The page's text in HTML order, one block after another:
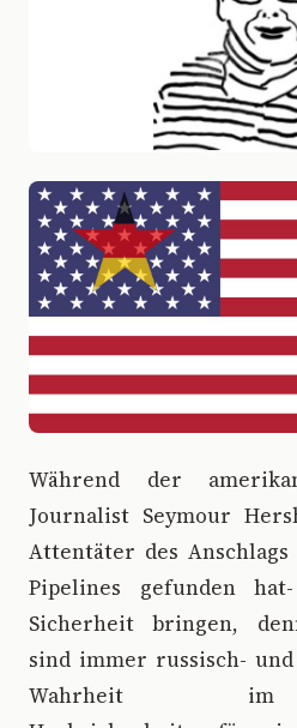
Während der
Journalist Seymour
Attentäter des
Pipelines gefunden
Sicherheit bringen,
sind immer russisch-
Wahrheit im